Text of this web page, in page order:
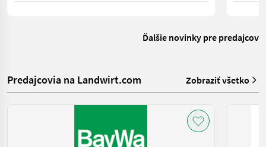
Ďalšie novinky pre predajcov
Predajcovia na Landwirt.com Zobraziť všetko